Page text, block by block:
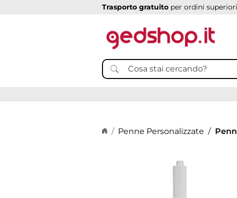
Trasporto gratuito per ordini
Home page
Penne Personalizzate